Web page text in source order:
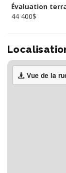
Évaluation
44 400$
Vue de la